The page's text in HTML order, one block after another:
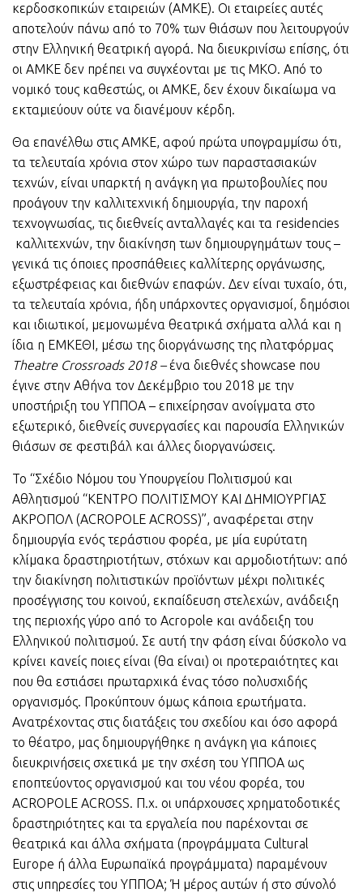
κερδοσκοπικών εταιρειών (ΑΜΚΕ). Οι εταιρείες αυτές
αποτελούν πάνω από το 70% των θιάσων που λειτουργούν
στην Ελληνική θεατρική αγορά. Να διευκρινίσω επίσης, ότι
οι ΑΜΚΕ δεν πρέπει να συγχέονται με τις ΜΚΟ. Από το
νομικό τους καθεστώς, οι ΑΜΚΕ, δεν έχουν δικαίωμα να
εκταμιεύουν ούτε να διανέμουν κέρδη.
Θα επανέλθω στις ΑΜΚΕ, αφού πρώτα υπογραμμίσω ότι,
τα τελευταία χρόνια στον χώρο των παραστασιακών
τεχνών, είναι υπαρκτή η ανάγκη για πρωτοβουλίες που
προάγουν την καλλιτεχνική δημιουργία, την παροχή
τεχνογνωσίας, τις διεθνείς ανταλλαγές και τα residencies
καλλιτεχνών, την διακίνηση των δημιουργημάτων τους –
γενικά τις όποιες προσπάθειες καλλίτερης οργάνωσης,
εξωστρέφειας και διεθνών επαφών. Δεν είναι τυχαίο, ότι,
τα τελευταία χρόνια, ήδη υπάρχοντες οργανισμοί, δημόσιοι
και ιδιωτικοί, μεμονωμένα θεατρικά σχήματα αλλά και η
ίδια η ΕΜΚΕΘΙ, μέσω της διοργάνωσης της πλατφόρμας
Theatre Crossroads 2018 –ένα διεθνές showcase που
έγινε στην Αθήνα τον Δεκέμβριο του 2018 με την
υποστήριξη του ΥΠΠΟΑ – επιχείρησαν ανοίγματα στο
εξωτερικό, διεθνείς συνεργασίες και παρουσία Ελληνικών
θιάσων σε φεστιβάλ και άλλες διοργανώσεις.
Το “Σχέδιο Νόμου του Υπουργείου Πολιτισμού και
Αθλητισμού “ΚΕΝΤΡΟ ΠΟΛΙΤΙΣΜΟΥ ΚΑΙ ΔΗΜΙΟΥΡΓΙΑΣ
ΑΚΡΟΠΟΛ (ACROPOLE ACROSS)”, αναφέρεται στην
δημιουργία ενός τεράστιου φορέα, με μία ευρύτατη
κλίμακα δραστηριοτήτων, στόχων και αρμοδιοτήτων: από
την διακίνηση πολιτιστικών προϊόντων μέχρι πολιτικές
προσέγγισης του κοινού, εκπαίδευση στελεχών, ανάδειξη
της περιοχής γύρο από το Acropole και ανάδειξη του
Ελληνικού πολιτισμού. Σε αυτή την φάση είναι δύσκολο να
κρίνει κανείς ποιες είναι (θα είναι) οι προτεραιότητες και
που θα εστιάσει πρωταρχικά ένας τόσο πολυσχιδής
οργανισμός. Προκύπτουν όμως κάποια ερωτήματα.
Ανατρέχοντας στις διατάξεις του σχεδίου και όσο αφορά
το θέατρο, μας δημιουργήθηκε η ανάγκη για κάποιες
διευκρινήσεις σχετικά με την σχέση του ΥΠΠΟΑ ως
εποπτεύοντος οργανισμού και του νέου φορέα, του
ACROPOLE ACROSS. Π.χ. οι υπάρχουσες χρηματοδοτικές
δραστηριότητες και τα εργαλεία που παρέχονται σε
θεατρικά και άλλα σχήματα (προγράμματα Cultural
Europe ή άλλα Ευρωπαϊκά προγράμματα) παραμένουν
στις υπηρεσίες του ΥΠΠΟΑ; Ή μέρος αυτών ή στο σύνολό